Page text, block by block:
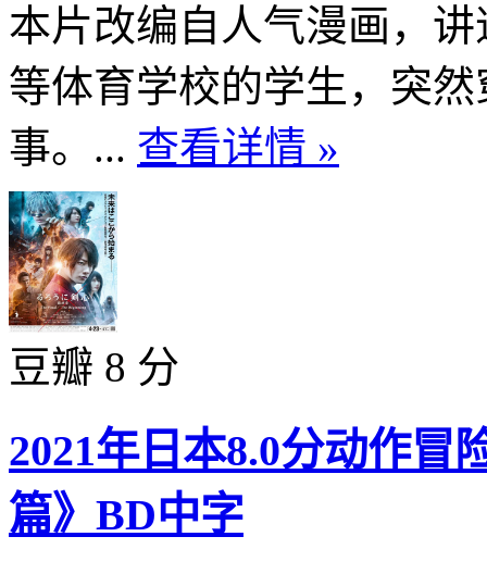
本片改编自人气漫画，
等体育学校的学生，突
事。... 查看详情 »
豆瓣 8 分
2021年日本8.0分动作冒
篇》BD中字